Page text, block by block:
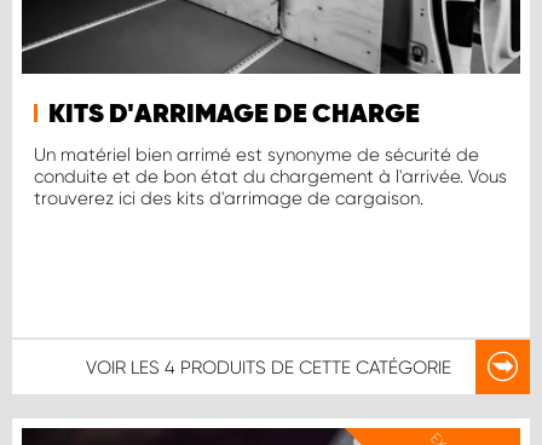
KITS D'ARRIMAGE DE CHARGE
Un matériel bien arrimé est synonyme de sécurité de
conduite et de bon état du chargement à l'arrivée. Vous
trouverez ici des kits d'arrimage de cargaison.
VOIR LES 4 PRODUITS DE CETTE CATÉGORIE